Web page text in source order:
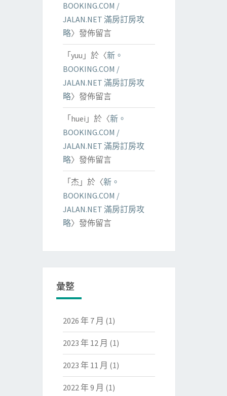
BOOKING.COM /
JALAN.NET 滿房訂房攻
略〉發佈留言
「 yuu 」於〈新。
BOOKING.COM /
JALAN.NET 滿房訂房攻
略〉發佈留言
「 huei 」於〈新。
BOOKING.COM /
JALAN.NET 滿房訂房攻
略〉發佈留言
「 杰 」於〈新。
BOOKING.COM /
JALAN.NET 滿房訂房攻
略〉發佈留言
彙整
2026 年 7 月 (1)
2023 年 12 月 (1)
2023 年 11 月 (1)
2022 年 9 月 (1)